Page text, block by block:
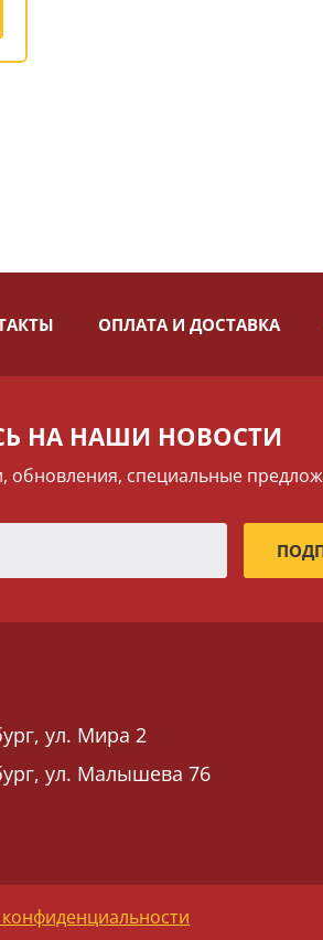
ОПЛАТА И ДОСТАВКА
НА НАШИ НОВОСТИ
обновления, специальные
ул. Мира 2
ул. Малышева 76